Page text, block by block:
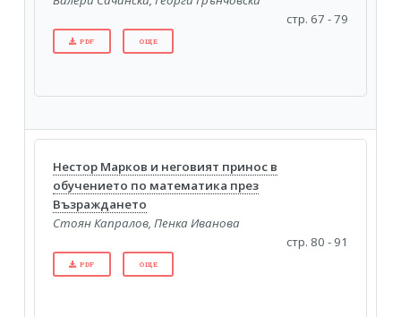
стр. 67 - 79
PDF ОЩЕ
Нестор Марков и неговият принос в
обучението по математика през
Възраждането
Стоян Капралов, Пенка Иванова
стр. 80 - 91
PDF ОЩЕ